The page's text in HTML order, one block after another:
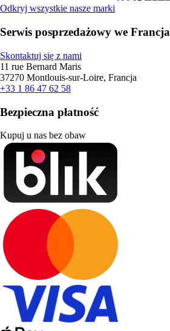
Odkryj wszystkie nasze marki
Serwis posprzedażowy we Francja
Skontaktuj się z nami
11 rue Bernard Maris
37270 Montlouis-sur-Loire, Francja
+33 1 86 47 62 58
Bezpieczna płatność
Kupuj u nas bez obaw